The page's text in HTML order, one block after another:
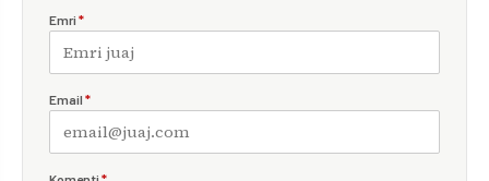
Emri *
Email *